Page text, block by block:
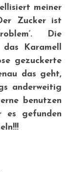
meiner
Zucker ist
Die
Karamell
gezuckerte
das geht,
anderweitig
benutzen
es gefunden